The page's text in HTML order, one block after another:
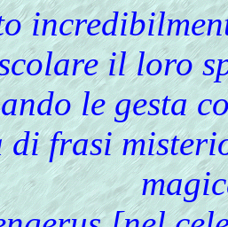
il loro
le gesta
di frasi